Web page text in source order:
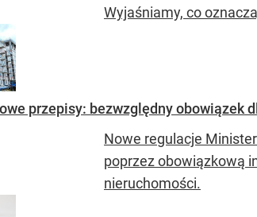
Wyjaśniamy, co
przepisy: bezwzględny obowiązek
Nowe regulacje
poprzez obowiązkową
nieruchomości.